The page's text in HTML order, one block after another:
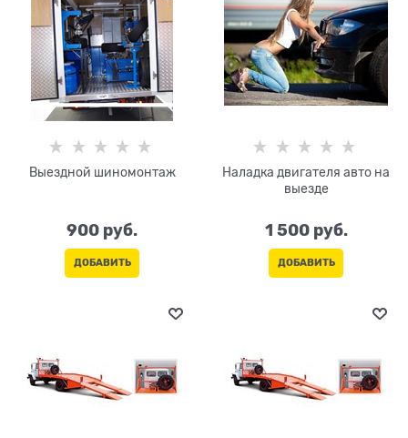
Выездной шиномонтаж
900 руб.
ДОБАВИТЬ
Наладка двигателя авто на
выезде
1 500 руб.
ДОБАВИТЬ